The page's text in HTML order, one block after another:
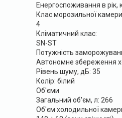
Енергоспоживання в рік,
Клас морозильної
4
Кліматичний клас:
SN-ST
Потужність
Автономне збереження
Рівень шуму, дБ: 35
Колір: білий
Об'єми
Загальний об'єм, л: 266
Об'єм холодильної